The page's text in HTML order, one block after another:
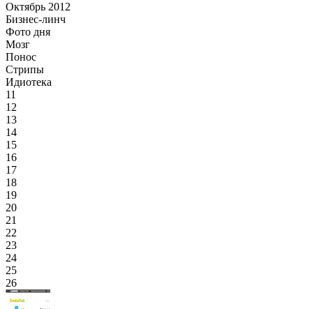
Октябрь 2012
Бизнес-линч
Фото дня
Мозг
Понос
Стрипы
Идиотека
11
12
13
14
15
16
17
18
19
20
21
22
23
24
25
26